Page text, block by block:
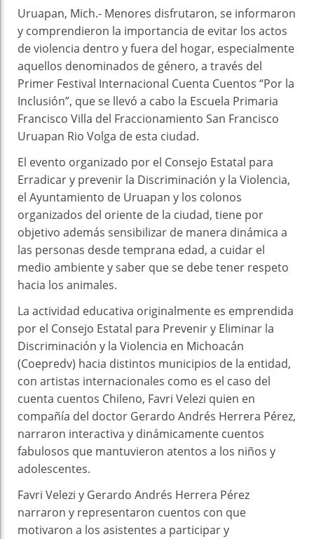
Uruapan, Mich.- Menores disfrutaron, se informaron
y comprendieron la importancia de evitar los actos
de violencia dentro y fuera del hogar, especialmente
aquellos denominados de género, a través del
Primer Festival Internacional Cuenta Cuentos “Por la
Inclusión”, que se llevó a cabo la Escuela Primaria
Francisco Villa del Fraccionamiento San Francisco
Uruapan Rio Volga de esta ciudad.
El evento organizado por el Consejo Estatal para
Erradicar y prevenir la Discriminación y la Violencia,
el Ayuntamiento de Uruapan y los colonos
organizados del oriente de la ciudad, tiene por
objetivo además sensibilizar de manera dinámica a
las personas desde temprana edad, a cuidar el
medio ambiente y saber que se debe tener respeto
hacia los animales.
La actividad educativa originalmente es emprendida
por el Consejo Estatal para Prevenir y Eliminar la
Discriminación y la Violencia en Michoacán
(Coepredv) hacia distintos municipios de la entidad,
con artistas internacionales como es el caso del
cuenta cuentos Chileno, Favri Velezi quien en
compañía del doctor Gerardo Andrés Herrera Pérez,
narraron interactiva y dinámicamente cuentos
fabulosos que mantuvieron atentos a los niños y
adolescentes.
Favri Velezi y Gerardo Andrés Herrera Pérez
narraron y representaron cuentos con que
motivaron a los asistentes a participar y